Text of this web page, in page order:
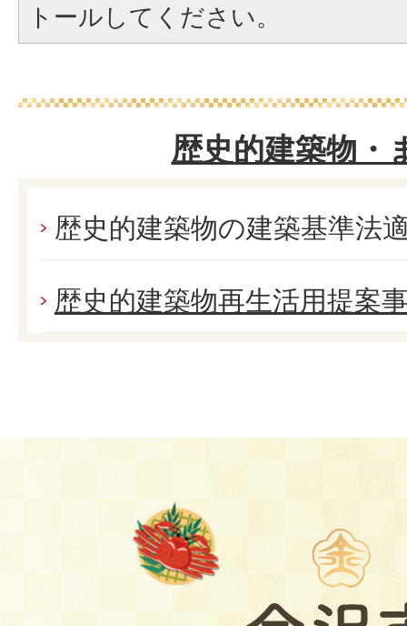
トールしてください。
歴史的建築物・
歴史的建築物の建築基準法
歴史的建築物再生活用提案